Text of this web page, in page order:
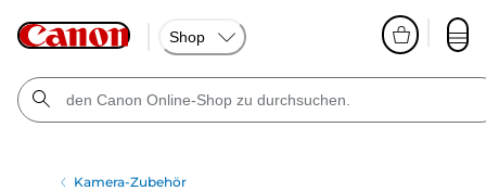
Shop
Kamera-Zubehör